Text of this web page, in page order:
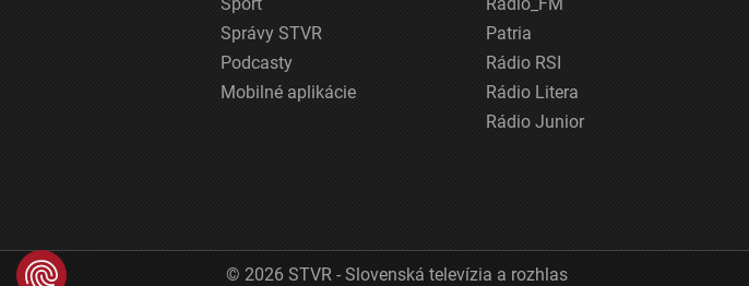
Správy STVR
Podcasty
Mobilné aplikácie
Patria
Rádio RSI
Rádio Litera
Rádio Junior
© 2026 STVR - Slovenská televízia a rozhlas